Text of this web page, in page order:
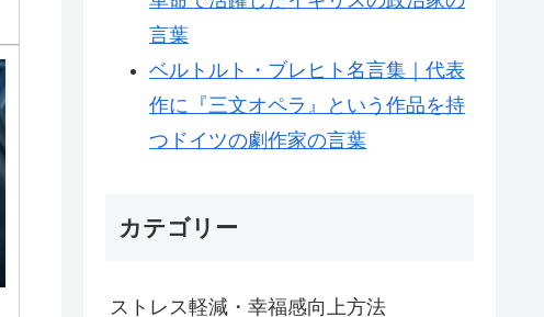
言葉
ベルトルト・ブレヒト名言集｜代表
作に『三文オペラ』という作品を持
つドイツの劇作家の言葉
カテゴリー
ストレス軽減・幸福感向上方法